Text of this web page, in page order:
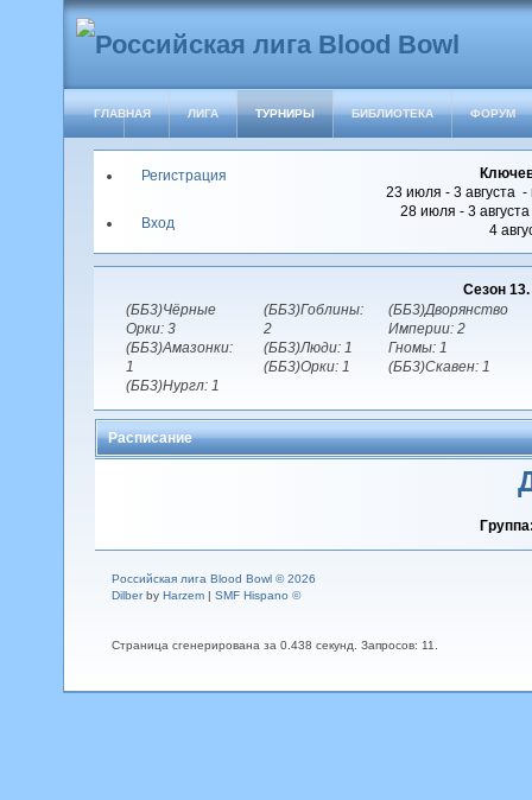
ГЛАВНАЯ ЛИГА ТУРНИРЫ БИБЛИОТЕКА ФОРУМ
Регистрация
Вход
23 июля - 3 августа -
28 июля - 3
4
Сезон 13.
(ББ3)Чёрные
Орки: 3
(ББ3)Амазонки:
1
(ББ3)Нургл: 1
(ББ3)Гоблины:
2
(ББ3)Люди: 1
(ББ3)Орки: 1
(ББ3)Дворянство
Империи: 2
Гномы: 1
(ББ3)Скавен: 1
Расписание
Российская лига Blood Bowl © 2026
Dilberby Harzem| SMF Hispano ©
Страница сгенерирована за 0.438 секунд. Запросов: 11.